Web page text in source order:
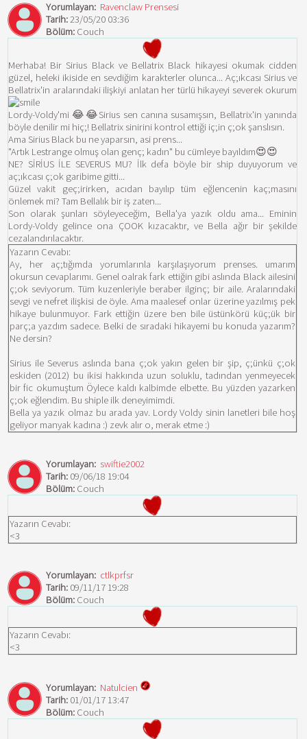
Yorumlayan: Ravenclaw Prensesi
Tarih:23/05/20 03:36
Bölüm: Couch
Merhaba! Bir Sirius Black ve Bellatrix Black hikayesi okumak cidden
güzel, heleki ikiside en sevdiğim karakterler olunca... Aç;ıkcası Sirius ve
Bellatrix'in aralarındaki ilişkiyi anlatan her türlü hikayeyi severek okurum
Lordy-Voldy'mi 😂😂Sirius sen canına susamışsın, Bellatrix'in yanında
böyle denilir mi hiç;! Bellatrix sinirini kontrol ettiği iç;in ç;ok şanslısın.
Ama Sirius Black bu ne yaparsın, asi prens...
"Artık Lestrange olmuş olan genç; kadın" bu cümleye bayıldım😍😍
NE? SİRİUS İLE SEVERUS MU? İlk defa böyle bir ship duyuyorum ve
aç;ıkcası ç;ok garibime gitti...
Güzel vakit geç;irirken, acıdan bayılıp tüm eğlencenin kaç;masını
önlemek mi? Tam Bellalık bir iş zaten...
Son olarak şunları söyleyeceğim, Bella'ya yazık oldu ama... Eminin
Lordy-Voldy gelince ona ÇOOK kızacaktır, ve Bella ağır bir şekilde
cezalandırılacaktır.
Yazarın Cevabı:
Ay, her aç;tığımda yorumlarınla karşılaşıyorum prenses. umarım
okursun cevaplarımı. Genel oalrak fark ettiğin gibi aslında Black ailesini
ç;ok seviyorum. Tüm kuzenleriyle beraber ilginç; bir aile. Aralarındaki
sevgi ve nefret ilişkisi de öyle. Ama maalesef onlar üzerine yazılmış pek
hikaye bulunmuyor. Fark ettiğin üzere ben bile üstünkörü küç;ük bir
parç;a yazdım sadece. Belki de sıradaki hikayemi bu konuda yazarım?
Ne dersin?
Sirius ile Severus aslında bana ç;ok yakın gelen bir şip, ç;ünkü ç;ok
eskiden (2012) bu ikisi hakkında uzun soluklu, tadından yenmeyecek
bir fic okumuştum Öylece kaldı kalbimde elbette. Bu yüzden yazarken
ç;ok eğlendim. Bu shiple ilk deneyimimdi.
Bella ya yazık olmaz bu arada yav. Lordy Voldy sinin lanetleri bile hoş
geliyor manyak kadına :) zevk alır o, merak etme :)
Yorumlayan: swiftie2002
Tarih: 09/06/18 19:04
Bölüm: Couch
Yazarın Cevabı:
<3
Yorumlayan: ctlkprfsr
Tarih: 09/11/17 19:28
Bölüm: Couch
Yazarın Cevabı:
<3
Yorumlayan: Natulcien
Tarih: 01/01/17 13:47
Bölüm: Couch